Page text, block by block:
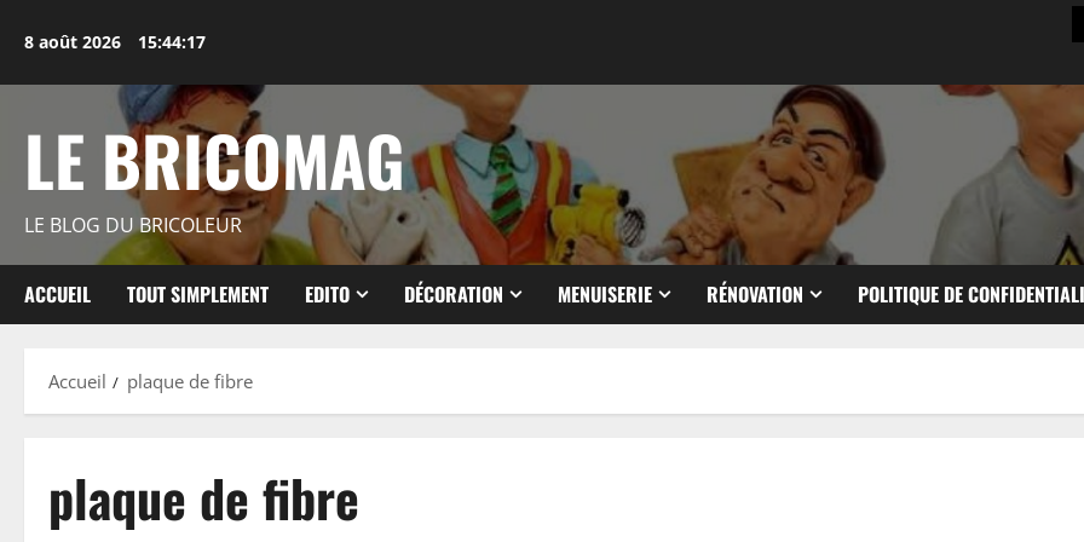
8 août 2026 15:44:18
LE BRICOMAG
LE BLOG DU BRICOLEUR
ACCUEIL TOUT SIMPLEMENT EDITO DÉCORATION MENUISERIE RÉNOVATION POLITIQUE DE
Accueil plaque de fibre
plaque de fibre